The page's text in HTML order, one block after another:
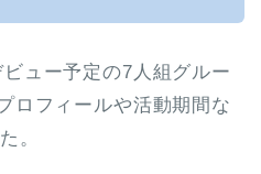
ュー予定の7人組グルー
ロフィールや活動期間な
。